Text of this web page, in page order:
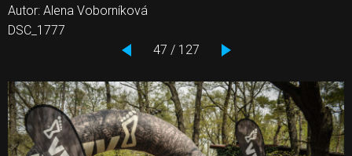
Autor: Alena Voborníková
DSC_1777
47 / 127